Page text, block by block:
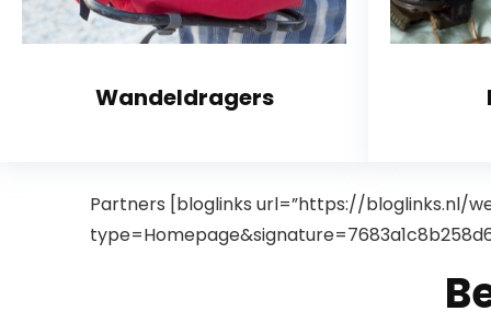
Wandeldragers
Partners [bloglinks url=”https://bloglinks.nl/